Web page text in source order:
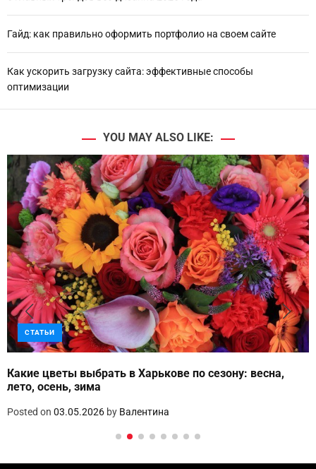
Гайд: как правильно оформить портфолио на своем сайте
Как ускорить загрузку сайта: эффективные способы
оптимизации
YOU MAY ALSO LIKE:
СТАТЬИ
Какие цветы выбрать в Харькове по сезону: весна,
лето, осень, зима
Posted on 03.05.2026 by Валентина